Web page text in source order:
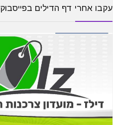
עקבו אחרי דף הדילים בפייסבוק